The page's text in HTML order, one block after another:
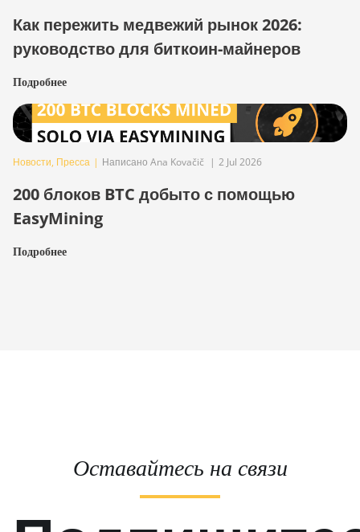
Как пережить медвежий рынок 2026:
руководство для биткоин-майнеров
Подробнее
Новости, Пресса | Написано Ana Kovačič | 2 Jul 2026
200 блоков BTC добыто с помощью
EasyMining
Подробнее
Оставайтесь на связи